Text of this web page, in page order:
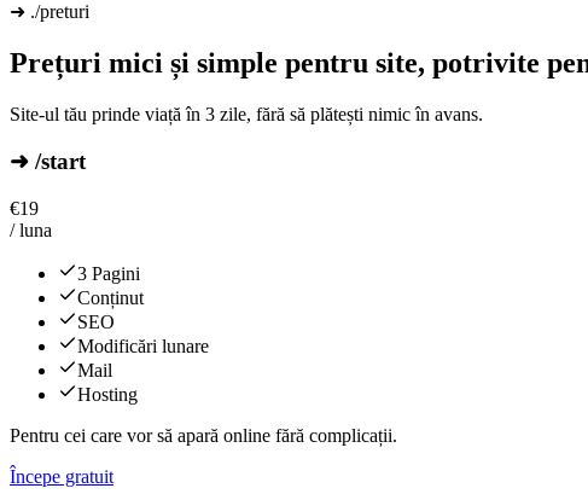
➜ ./preturi
Prețuri mici și simple pentru site, potrivite
Site-ul tău prinde viață în 3 zile, fără să plătești nimic în avans.
➜ /start
€19
/ luna
3 Pagini
Conținut
SEO
Modificări lunare
Mail
Hosting
Pentru cei care vor să apară online fără complicații.
Începe gratuit